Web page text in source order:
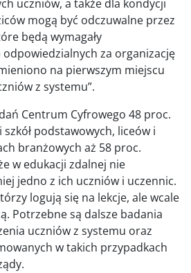
uczniów, a także dla kondycji
mogą być odczuwalne przez
będą wymagały
za organizację
na pierwszym miejscu
z systemu”.
Centrum Cyfrowego 48 proc.
podstawowych, liceów i
branżowych aż 58 proc.
w edukacji zdalnej nie
jedno z ich uczniów i uczennic.
logują się na lekcje, ale wcale
Potrzebne są dalsze badania
uczniów z systemu oraz
w takich przypadkach